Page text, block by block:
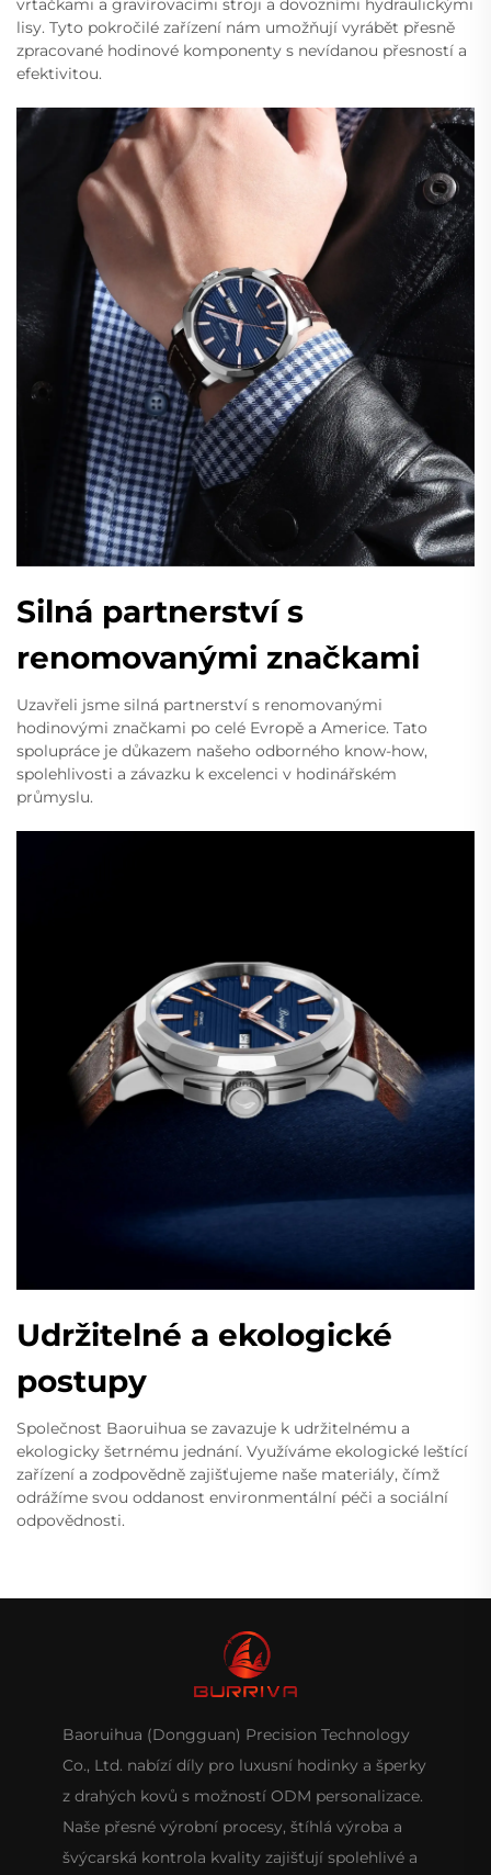
vrtačkami a gravírovacími stroji a dovozními hydraulickými
lisy. Tyto pokročilé zařízení nám umožňují vyrábět přesně
zpracované hodinové komponenty s nevídanou přesností a
efektivitou.
Silná partnerství s
renomovanými značkami
Uzavřeli jsme silná partnerství s renomovanými
hodinovými značkami po celé Evropě a Americe. Tato
spolupráce je důkazem našeho odborného know-how,
spolehlivosti a závazku k excelenci v hodinářském
průmyslu.
Udržitelné a ekologické
postupy
Společnost Baoruihua se zavazuje k udržitelnému a
ekologicky šetrnému jednání. Využíváme ekologické leštící
zařízení a zodpovědně zajišťujeme naše materiály, čímž
odrážíme svou oddanost environmentální péči a sociální
odpovědnosti.
Baoruihua (Dongguan) Precision Technology
Co., Ltd. nabízí díly pro luxusní hodinky a šperky
z drahých kovů s možností ODM personalizace.
Naše přesné výrobní procesy, štíhlá výroba a
švýcarská kontrola kvality zajišťují spolehlivé a